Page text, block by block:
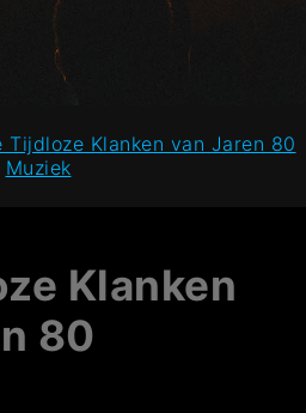
Tijdloze Klanken van Jaren 80
Muziek
Klanken
80